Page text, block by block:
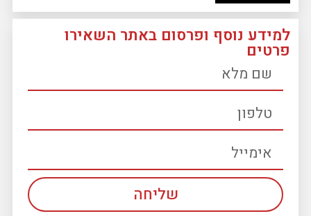
למידע נוסף ופרסום באתר השאירו
פרטים
שליחה